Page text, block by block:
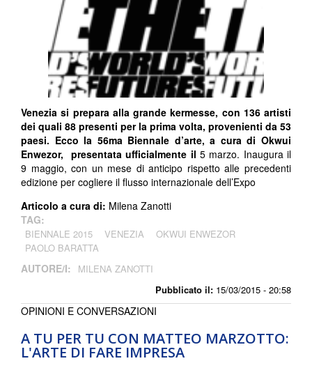
Pubblicato il: 15/03/2015 - 20:58
Venezia si prepara alla grande kermesse, con 136 artisti
dei quali 88 presenti per la prima volta, provenienti da 53
paesi. Ecco la 56ma Biennale d’arte, a cura di Okwui
Enwezor, presentata ufficialmente il 5 marzo. Inaugura il
9 maggio, con un mese di anticipo rispetto alle precedenti
edizione per cogliere il flusso internazionale dell’Expo
Articolo a cura di: Milena Zanotti
TAG:
BIENNALE 2015 VENEZIA
OKWUI ENWEZOR
PAOLO BARATTA
AUTORE/I: MILENA ZANOTTI
A TU PER TU CON MATTEO MARZOTTO:
L'ARTE DI FARE IMPRESA
OPINIONI E CONVERSAZIONI